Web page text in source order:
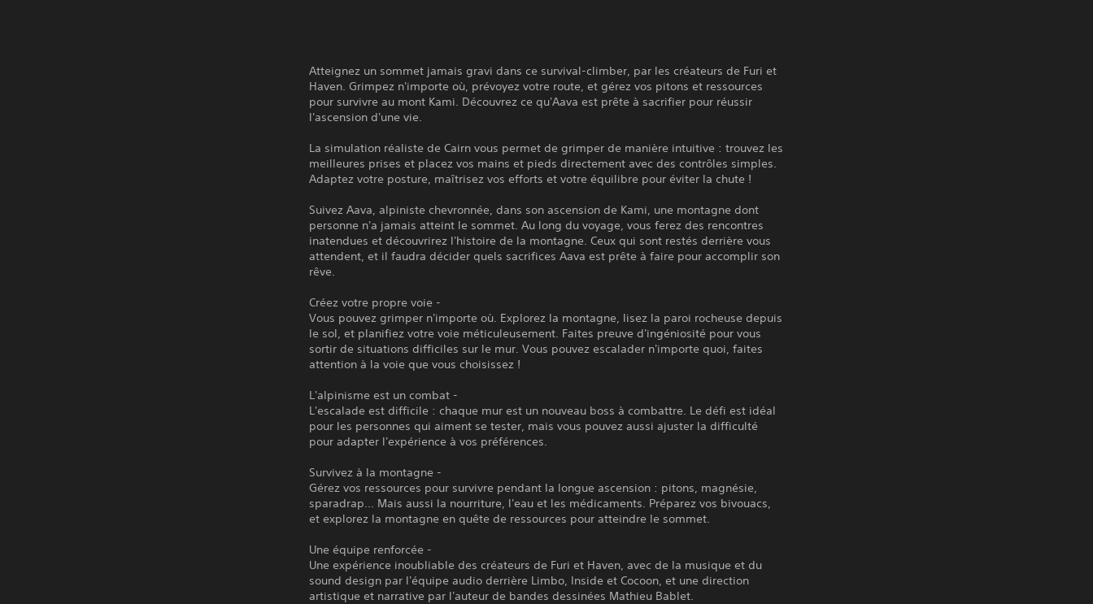
Atteignez un sommet jamais gravi dans ce survival-climber, par les créateurs de Furi et
Haven. Grimpez n'importe où, prévoyez votre route, et gérez vos pitons et ressources
pour survivre au mont Kami. Découvrez ce qu'Aava est prête à sacrifier pour réussir
l'ascension d'une vie.
La simulation réaliste de Cairn vous permet de grimper de manière intuitive : trouvez les
meilleures prises et placez vos mains et pieds directement avec des contrôles simples.
Adaptez votre posture, maîtrisez vos efforts et votre équilibre pour éviter la chute !
Suivez Aava, alpiniste chevronnée, dans son ascension de Kami, une montagne dont
personne n'a jamais atteint le sommet. Au long du voyage, vous ferez des rencontres
inatendues et découvrirez l'histoire de la montagne. Ceux qui sont restés derrière vous
attendent, et il faudra décider quels sacrifices Aava est prête à faire pour accomplir son
rêve.
Créez votre propre voie -
Vous pouvez grimper n'importe où. Explorez la montagne, lisez la paroi rocheuse depuis
le sol, et planifiez votre voie méticuleusement. Faites preuve d'ingéniosité pour vous
sortir de situations difficiles sur le mur. Vous pouvez escalader n'importe quoi, faites
attention à la voie que vous choisissez !
L'alpinisme est un combat -
L'escalade est difficile : chaque mur est un nouveau boss à combattre. Le défi est idéal
pour les personnes qui aiment se tester, mais vous pouvez aussi ajuster la difficulté
pour adapter l'expérience à vos préférences.
Survivez à la montagne -
Gérez vos ressources pour survivre pendant la longue ascension : pitons, magnésie,
sparadrap... Mais aussi la nourriture, l'eau et les médicaments. Préparez vos bivouacs,
et explorez la montagne en quête de ressources pour atteindre le sommet.
Une équipe renforcée -
Une expérience inoubliable des créateurs de Furi et Haven, avec de la musique et du
sound design par l'équipe audio derrière Limbo, Inside et Cocoon, et une direction
artistique et narrative par l'auteur de bandes dessinées Mathieu Bablet.